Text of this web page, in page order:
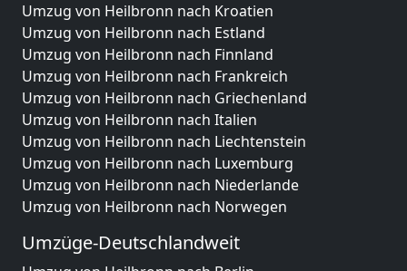
Umzug von Heilbronn nach Kroatien
Umzug von Heilbronn nach Estland
Umzug von Heilbronn nach Finnland
Umzug von Heilbronn nach Frankreich
Umzug von Heilbronn nach Griechenland
Umzug von Heilbronn nach Italien
Umzug von Heilbronn nach Liechtenstein
Umzug von Heilbronn nach Luxemburg
Umzug von Heilbronn nach Niederlande
Umzug von Heilbronn nach Norwegen
Umzüge-Deutschlandweit